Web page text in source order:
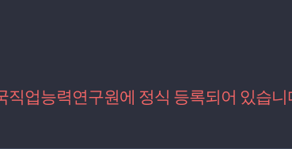
업능력연구원에 정식 등록되어 있습니